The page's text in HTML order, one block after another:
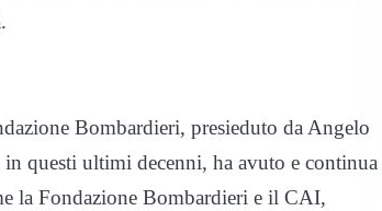
Bombardieri, presieduto da Angelo
questi ultimi decenni, ha avuto e continua
la Fondazione Bombardieri e il CAI,